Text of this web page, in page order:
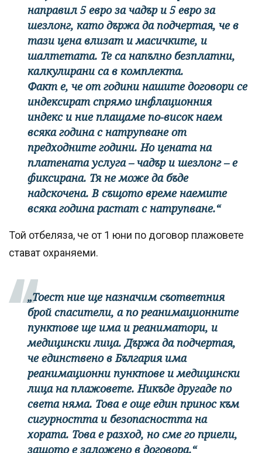
направил 5 евро за чадър и 5 евро за
шезлонг, като държа да подчертая, че в
тази цена влизат и масичките, и
шалтетата. Те са напълно безплатни,
калкулирани са в комплекта.
Факт е, че от години нашите договори се
индексират спрямо инфлационния
индекс и ние плащаме по-висок наем
всяка година с натрупване от
предходните години. Но цената на
платената услуга – чадър и шезлонг – е
фиксирана. Тя не може да бъде
надскочена. В същото време наемите
всяка година растат с натрупване.“
Той отбеляза, че от 1 юни по договор плажовете
стават охраняеми.
„Тоест ние ще назначим съответния
брой спасители, а по реанимационните
пунктове ще има и реаниматори, и
медицински лица. Държа да подчертая,
че единствено в България има
реанимационни пунктове и медицински
лица на плажовете. Никъде другаде по
света няма. Това е още един принос към
сигурността и безопасността на
хората. Това е разход, но сме го приели,
защото е заложено в договора.“